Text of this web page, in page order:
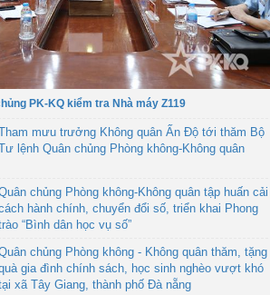
PK-KQ kiểm tra Nhà máy Z119
mưu trưởng Không quân Ấn Độ tới thăm Bộ
lệnh Quân chủng Phòng không-Không quân
chủng Phòng không-Không quân tập huấn cải
hành chính, chuyển đổi số, triển khai Phong
“Bình dân học vụ số”
chủng Phòng không - Không quân thăm, tặng
gia đình chính sách, học sinh nghèo vượt khó
xã Tây Giang, thành phố Đà nẵng